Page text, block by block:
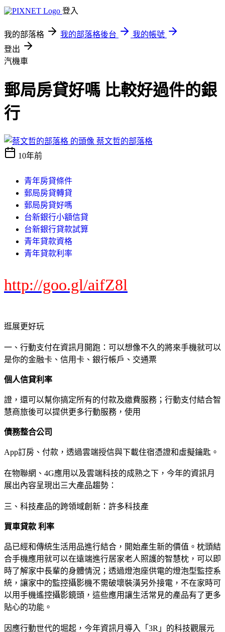
登入
我的部落格 我的部落格後台
我的帳號
登出
汽機車
郵局房貸好嗎 比較好過件的銀
行
蔡文哲的部落格
10年前
青年房貸條件
郵局房貸轉貸
郵局房貸好嗎
台新銀行小額信貸
台新銀行貸款試算
青年貸款資格
青年貸款利率
http://goo.gl/aifZ8l
逛展更好玩
一、行動支付在資訊月開跑：可以想像不久的將來手機就可以
是你的金融卡、信用卡、銀行帳戶、交通票
個人信貸利率
證，還可以幫你搞定所有的付款及繳費服務；行動支付結合智
慧商旅後可以提供更多行動服務，使用
債務整合公司
App訂房、付款，透過雲端授信與下載住宿憑證和虛擬鑰匙。
在物聯網、4G應用以及雲端科技的成熟之下，今年的資訊月
展出內容呈現出三大產品趨勢：
三、科技產品的跨領域創新：許多科技產
買車貸款 利率
品已經和傳統生活用品進行結合，開始產生新的價值。枕頭結
合手機應用就可以在遠端進行居家老人照護的智慧枕，可以即
時了解家中長輩的身體情況；透過燈泡座供電的燈泡型監控系
統，讓家中的監控攝影機不需破壞裝潢另外接電，不在家時可
以用手機遙控攝影鏡頭，這些應用讓生活常見的產品有了更多
貼心的功能。
因應行動世代的堀起，今年資訊月導入「3R」的科技觀展元